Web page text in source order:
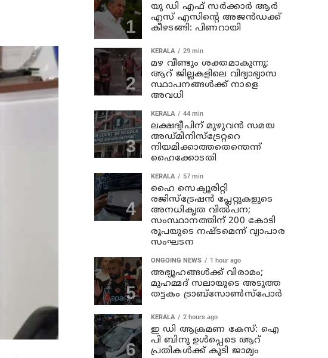
യു ഡി എഫ് സര്‍ക്കാര്‍ ആര്‍
എസ് എസിന്റെ അജന്‍ഡക്ക്‌
കീഴടങ്ങി: പിണറായി
KERALA 29 min
മഴ വീണ്ടും ശക്തമാകുന്നു;
ആറ് ജില്ലകളിലെ വിദ്യാഭ്യാസ
സ്ഥാപനങ്ങള്‍ക്ക് നാളെ
അവധി
KERALA 44 min
ലക്ഷദ്വീപിന് മുഴുവന്‍ സമയ
അഡ്മിനിസ്‌ട്രേറ്ററെ
നിയമിക്കാത്തതെന്തെന്ന്
ഹൈക്കോടതി
KERALA 57 min
ഹൈ സെക്യൂരിറ്റി
രജിസ്‌ട്രേഷന്‍ പ്ലേറ്റുകളുടെ
അനധികൃത വില്‍പന;
സംസ്ഥാനത്തിന് 200 കോടി
രൂപയുടെ നഷ്ടമെന്ന് വ്യാപാര
സംഘടന
ONGOING NEWS 1 hour ago
അഭ്യൂഹങ്ങള്‍ക്ക് വിരാമം;
മുഹമ്മദ് സലായുടെ അടുത്ത
തട്ടകം ട്രാബ്സോണ്‍സ്പോര്‍
KERALA 2 hours ago
ഇ ഡി ആക്രമണ കേസ്: ഐ
പി ബിനു ഉള്‍പ്പെടെ ആറ്‌
പ്രതികള്‍ക്ക് കൂടി ജാമ്യം